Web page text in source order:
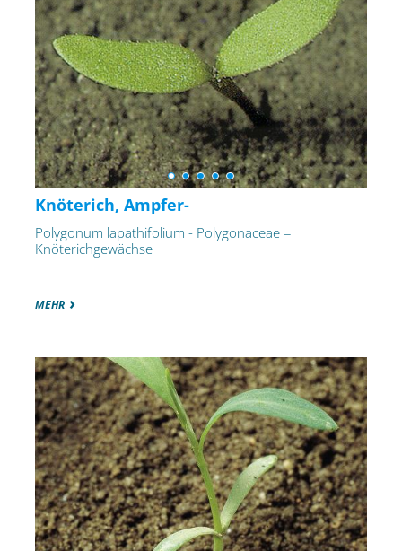
Knöterich, Ampfer-
Polygonum lapathifolium - Polygonaceae =
Knöterichgewächse
MEHR